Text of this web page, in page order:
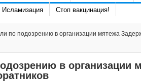
Исламизация Стоп вакцинация!
по подозрению в организации мятежа
в организации